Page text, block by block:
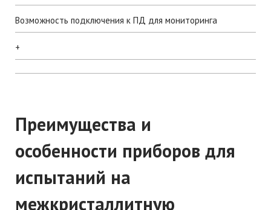
Возможность подключения к ПД для мониторинга
+
Преимущества и
особенности приборов для
испытаний на
межкристаллитную